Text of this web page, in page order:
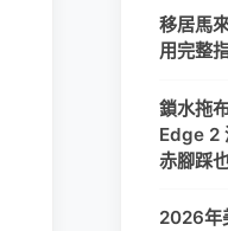
移居馬
用完整
鎖水拖
Edge 2
赤腳踩
2026年